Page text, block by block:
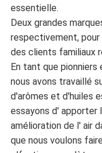
essentielle.
Deux grandes
respectivement, pour
des clients familiaux
En tant que
nous avons travaillé
d'arômes et d'huiles
essayons d' apporter
amélioration de l' air
que nous voulons